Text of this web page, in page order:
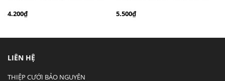
4.200₫ 5.500₫
LIÊN HỆ
THIỆP CƯỚI BẢO NGUYÊN